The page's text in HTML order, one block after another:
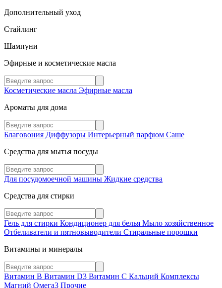
Дополнительный уход
Стайлинг
Шампуни
Эфирные и косметические масла
Косметические масла Эфирные масла
Ароматы для дома
Благовония Диффузоры Интерьерный парфюм Саше
Средства для мытья посуды
Для посудомоечной машины Жидкие средства
Средства для стирки
Гель для стирки Кондиционер для белья Мыло хозяйственное
Отбеливатели и пятновыводители Стиральные порошки
Витамины и минералы
Витамин В Витамин D3 Витамин С Кальций Комплексы
Магний Омега3 Прочие